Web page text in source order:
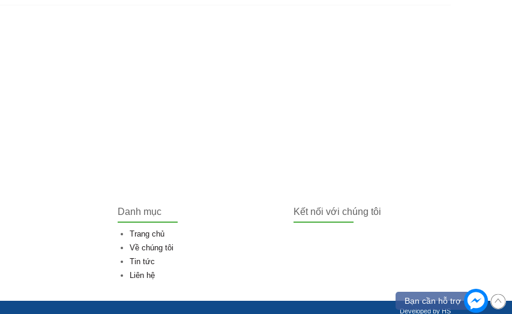
Danh mục
Trang chủ
Về chúng tôi
Tin tức
Liên hệ
Kết nối với chúng tôi
Developed by HS
Bạn cần hỗ trợ